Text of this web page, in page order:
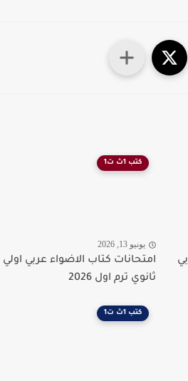
كتب 1ث ت1
يونيو 13, 2026
امتحانات كتاب الاضواء عربي اولي
ثانوي ترم اول 2026
كتب 1ث ت1